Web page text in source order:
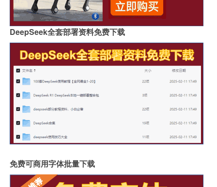
DeepSeek全套部署资料免费下载
免费可商用字体批量下载